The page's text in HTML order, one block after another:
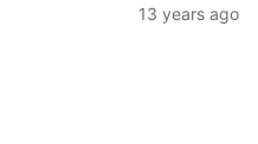
13 years ago